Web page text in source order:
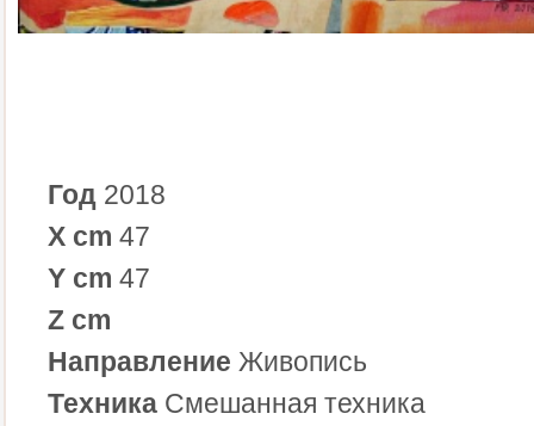
Год 2018
X cm 47
Y cm 47
Z cm
Направление Живопись
Техника Смешанная техника